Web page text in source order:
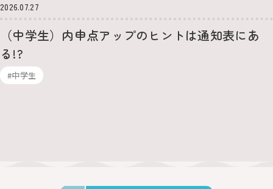
2026.07.27
（中学生）内申点アップのヒントは通知表にあ
る!?
#中学生